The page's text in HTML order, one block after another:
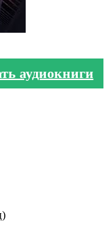
аудиокниги